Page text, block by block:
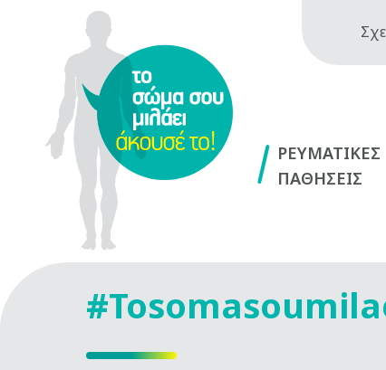
ΡΕΥΜΑΤΙΚΕΣ
ΠΑΘΗΣΕΙΣ